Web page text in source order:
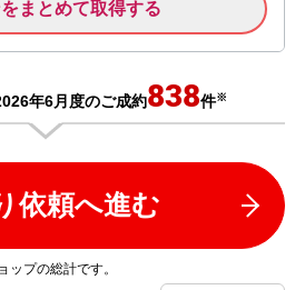
まとめて取得する
年6月度のご成約838件※
依頼へ進む
プの総計です。